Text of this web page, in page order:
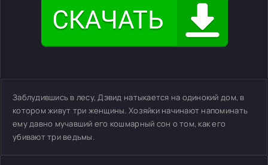
Заблудившись в лесу, Дэвид натыкается на одинокий дом, в
котором живут три женщины. Хозяйки начинают напоминать
ему давно мучавший его кошмарный сон о том, как его
убивают три ведьмы.